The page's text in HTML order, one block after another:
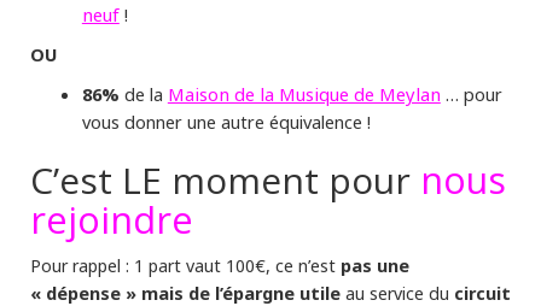
neuf!
OU
86% de la Maison de la Musique de Meylan … pour
vous donner une autre équivalence !
C’est LE moment pour nous
rejoindre
Pour rappel : 1 part vaut 100€, ce n’est pas une
« dépense » mais de l’épargne utile au service du circuit